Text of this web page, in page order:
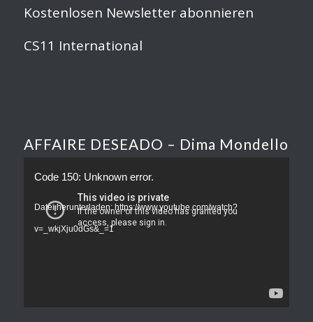
Kostenlosen Newsletter abonnieren
CS11 International
AFFAIRE DESEADO – Dima Mondello
Code 150: Unknown error.
Datei herunterladen: https://www.youtube.com/watch?
v=_wkjXju0dGs&_=1